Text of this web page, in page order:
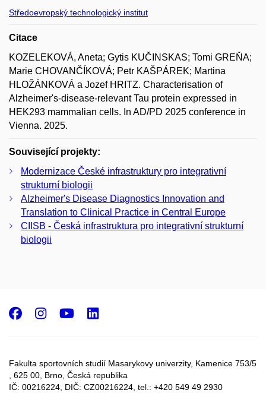
Středoevropský technologický institut
Citace
KOZELEKOVÁ, Aneta; Gytis KUČINSKAS; Tomi GREŇA;
Marie CHOVANČÍKOVÁ; Petr KAŠPÁREK; Martina
HLOŽÁNKOVÁ a Jozef HRITZ. Characterisation of
Alzheimer's-disease-relevant Tau protein expressed in
HEK293 mammalian cells. In AD/PD 2025 conference in
Vienna. 2025.
Související projekty:
Modernizace České infrastruktury pro integrativní
strukturní biologii
Alzheimer's Disease Diagnostics Innovation and
Translation to Clinical Practice in Central Europe
CIISB - Česká infrastruktura pro integrativní strukturní
biologii
Fakulta sportovních studií Masarykovy univerzity, Kamenice 753/5​
, 625 00, Brno, Česká republika
IČ: 00216224, DIČ: CZ00216224, tel.: +420 549 49 2930
Facebook
Instagram
Youtube